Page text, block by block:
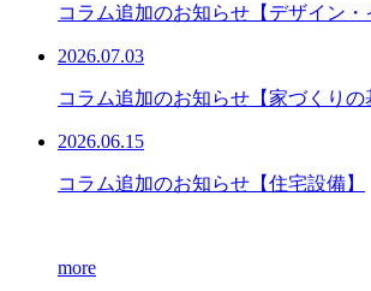
コラム追加のお知らせ【デザイン・
2026.07.03
コラム追加のお知らせ【家づくりの
2026.06.15
コラム追加のお知らせ【住宅設備】
more